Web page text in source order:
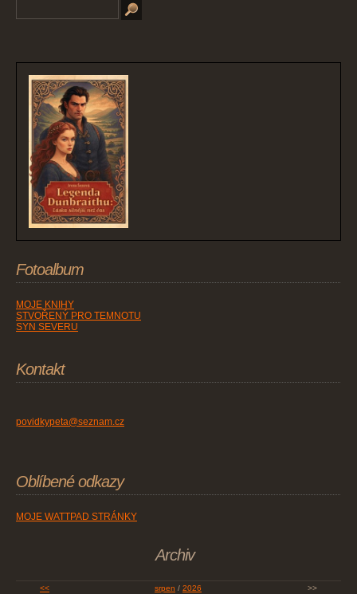
Fotoalbum
MOJE KNIHY
STVOŘENÝ PRO TEMNOTU
SYN SEVERU
Kontakt
povidkypeta@seznam.cz
Oblíbené odkazy
MOJE WATTPAD STRÁNKY
Archiv
<< srpen / 2026 >>